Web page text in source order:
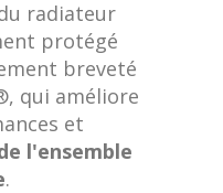
radiateur
protégé
breveté
qui améliore
et
l'ensemble
.